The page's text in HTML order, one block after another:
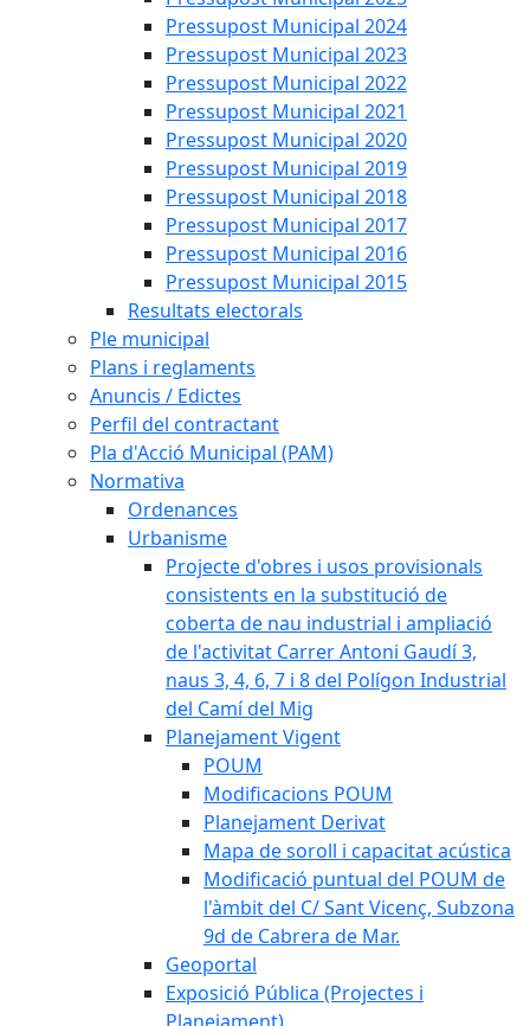
Pressupost Municipal 2024
Pressupost Municipal 2023
Pressupost Municipal 2022
Pressupost Municipal 2021
Pressupost Municipal 2020
Pressupost Municipal 2019
Pressupost Municipal 2018
Pressupost Municipal 2017
Pressupost Municipal 2016
Pressupost Municipal 2015
Resultats electorals
Ple municipal
Plans i reglaments
Anuncis / Edictes
Perfil del contractant
Pla d'Acció Municipal (PAM)
Normativa
Ordenances
Urbanisme
Projecte d'obres i usos provisionals
consistents en la substitució de
coberta de nau industrial i ampliació
de l'activitat Carrer Antoni Gaudí 3,
naus 3, 4, 6, 7 i 8 del Polígon Industrial
del Camí del Mig
Planejament Vigent
POUM
Modificacions POUM
Planejament Derivat
Mapa de soroll i capacitat acústica
Modificació puntual del POUM de
l'àmbit del C/ Sant Vicenç, Subzona
9d de Cabrera de Mar.
Geoportal
Exposició Pública (Projectes i